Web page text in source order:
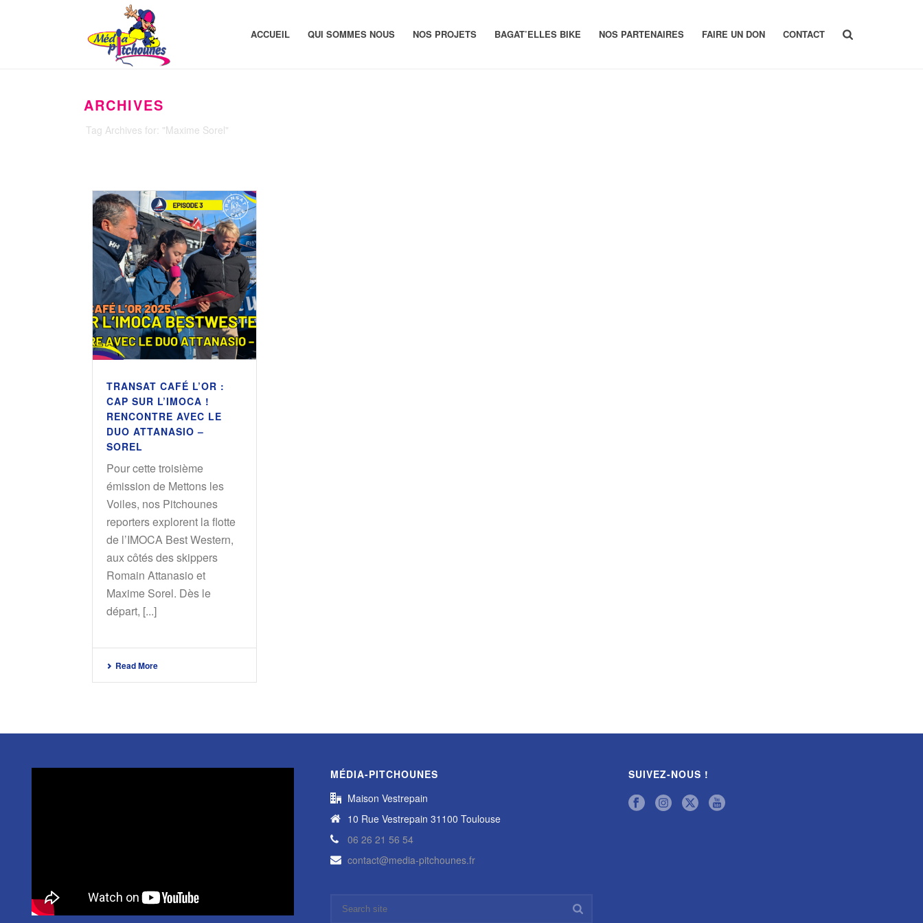
ACCUEIL QUI SOMMES NOUS NOS PROJETS BAGAT’ELLES BIKE NOS PARTENAIRES FAIRE UN DON CONTACT
ARCHIVES
Tag Archives for: "Maxime Sorel"
TRANSAT CAFÉ L’OR :
CAP SUR L’IMOCA !
RENCONTRE AVEC LE
DUO ATTANASIO –
SOREL
Pour cette troisième
émission de Mettons les
Voiles, nos Pitchounes
reporters explorent la flotte
de l’IMOCA Best Western,
aux côtés des skippers
Romain Attanasio et
Maxime Sorel. Dès le
départ, [...]
Read More
MÉDIA-PITCHOUNES
Maison Vestrepain
10 Rue Vestrepain 31100 Toulouse
06 26 21 56 54
contact@media-pitchounes.fr
SUIVEZ-NOUS !